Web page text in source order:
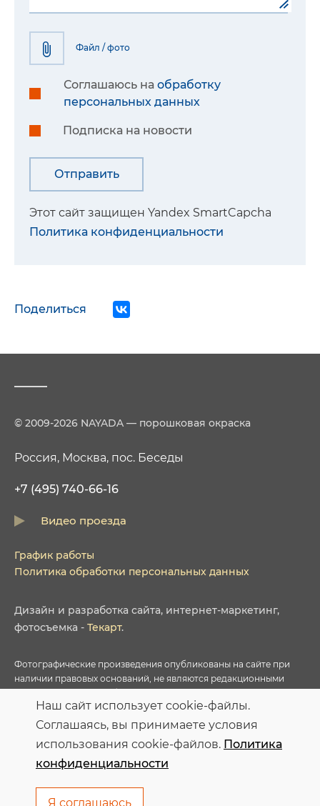
Файл / фото
Соглашаюсь на обработку
персональных данных
Подписка на новости
Этот сайт защищен Yandex SmartCapcha
Политика конфиденциальности
Поделиться
© 2009-2026 NAYADA — порошковая окраска
Россия, Москва, пос. Беседы
+7 (495) 740-66-16
Видео проезда
График работы
Политика обработки персональных данных
Дизайн и разработка сайта, интернет-маркетинг,
фотосъемка - Текарт.
Фотографические произведения опубликованы на сайте при
наличии правовых оснований, не являются редакционными
условиями приобретенных Лицензий соответствующих
фотобанков.
Персональные данные опубликованы на сайте при наличии
правовых оснований в соответствии с ч.1 ст.6 и ст.10.1 152-ФЗ.
Субъектами установлены запреты на обработку неограниченных
кругом лиц опубликованных персональных данных
Наш сайт использует cookie-файлы.
Соглашаясь, вы принимаете условия
использования cookie-файлов. Политика
конфиденциальности
Я соглашаюсь